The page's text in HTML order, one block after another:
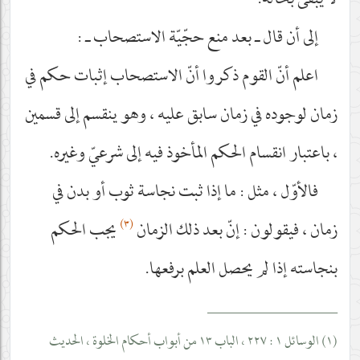
إلى أن قال ـ بعد منع حجّيّة الاستصحاب ـ :
اعلم أنّ القوم ذكروا أنّ الاستصحاب إثبات حكم في
زمان لوجوده في زمان سابق عليه ، وهو ينقسم إلى قسمين
، باعتبار انقسام الحكم المأخوذ فيه إلى شرعيّ وغيره.
فالأوّل ، مثل : ما إذا ثبت نجاسة ثوب أو بدن في
زمان ، فيقولون : إنّ بعد ذلك الزمان(٣) يجب الحكم
بنجاسته إذا لم يحصل العلم برفعها.
__________________
(١) الوسائل ١ : ٢٢٧ ، الباب ١٣ من أبواب أحكام الخلوة ، الحديث